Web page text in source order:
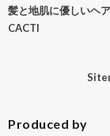
髪と地肌に優しいヘ
CACTI
Produced by